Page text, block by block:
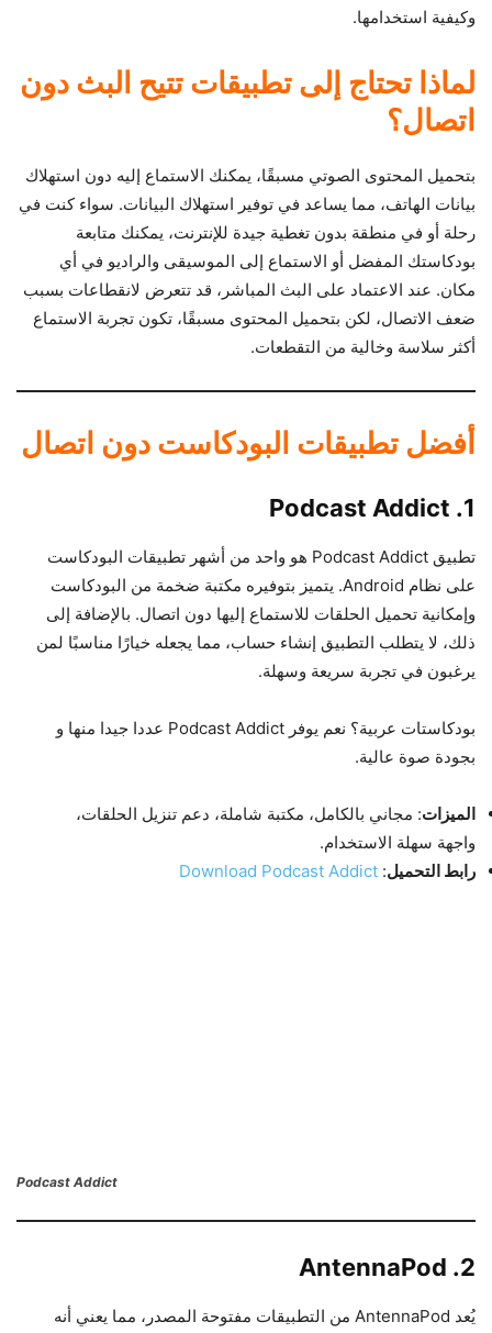
وكيفية استخدامها.
لماذا تحتاج إلى تطبيقات تتيح البث دون
اتصال؟
بتحميل المحتوى الصوتي مسبقًا، يمكنك الاستماع إليه دون استهلاك
بيانات الهاتف، مما يساعد في توفير استهلاك البيانات. سواء كنت في
رحلة أو في منطقة بدون تغطية جيدة للإنترنت، يمكنك متابعة
بودكاستك المفضل أو الاستماع إلى الموسيقى والراديو في أي
مكان. عند الاعتماد على البث المباشر، قد تتعرض لانقطاعات بسبب
ضعف الاتصال، لكن بتحميل المحتوى مسبقًا، تكون تجربة الاستماع
أكثر سلاسة وخالية من التقطعات.
أفضل تطبيقات البودكاست دون اتصال
1. Podcast Addict
تطبيق Podcast Addict هو واحد من أشهر تطبيقات البودكاست
على نظام Android. يتميز بتوفيره مكتبة ضخمة من البودكاست
وإمكانية تحميل الحلقات للاستماع إليها دون اتصال. بالإضافة إلى
ذلك، لا يتطلب التطبيق إنشاء حساب، مما يجعله خيارًا مناسبًا لمن
يرغبون في تجربة سريعة وسهلة.
بودكاستات عربية؟ نعم يوفر Podcast Addict عددا جيدا منها و
بجودة صوة عالية.
الميزات: مجاني بالكامل، مكتبة شاملة، دعم تنزيل الحلقات،
واجهة سهلة الاستخدام.
رابط التحميل:
Download Podcast Addict
Podcast Addict
2. AntennaPod
يُعد AntennaPod من التطبيقات مفتوحة المصدر، مما يعني أنه